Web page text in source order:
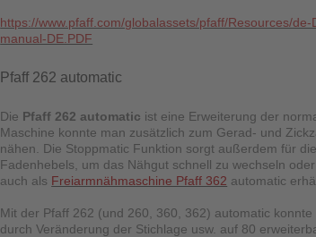
https://www.pfaff.com/globalassets/pfaff/Resources/
manual-DE.PDF
Pfaff 262 automatic
Die Pfaff 262 automatic ist eine Erweiterung der
Maschine konnte man zusätzlich zum Gerad- und
nähen. Die Stoppmatic Funktion sorgt außerdem für
Fadenhebels, um das Nähgut schnell zu wechseln
auch als Freiarmnähmaschine Pfaff 362 automatic
Mit der Pfaff 262 (und 260, 360, 362) automatic
durch Veränderung der Stichlage usw. auf 80